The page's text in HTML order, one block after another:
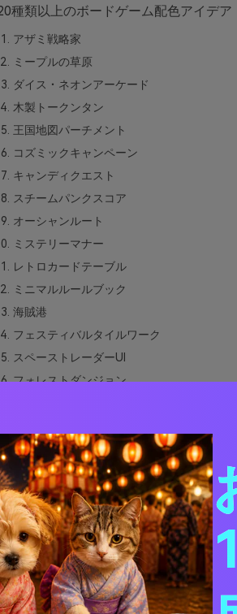
種類以上のボードゲーム配色アイデア
アザミ戦略家
ミープルの草原
ダイス・ネオンアーケード
木製トークンタン
王国地図パーチメント
コズミックキャンペーン
キャンディクエスト
スチームパンクスコア
オーシャンルート
ミステリーマナー
レトロカードテーブル
ミニマルルールブック
海賊港
フェスティバルタイルワーク
スペーストレーダーUI
フォレストダンジョン
ノワール探偵
ストーリーブック酒場
ヒーローバッジポップ
アザミ＆真鍮
ードゲームによく合う色は？
ードゲーム配色パレットを実際のデザ
でボードゲーム配色ビジュアルを作成